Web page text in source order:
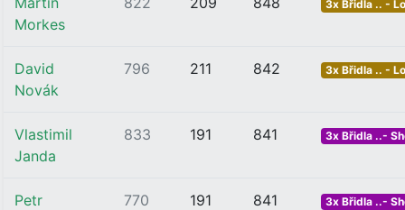
Morkes
3x Břidla .. -
David
Novák
796 211 842 3x Břidla .. -
Vlastimil
Janda
833 191 841 3x Břidla ..-
Petr
770 191 841 3x Břidla ..-